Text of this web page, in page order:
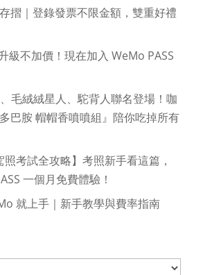
摺｜登錄發票不限金額，雙重好禮
級不加價！現在加入 WeMo PASS
毛絨絨星人、駝背人聯名登場！咖
巴胺 帽帽香噴噴組』陪你吃掉所有
照考試全攻略】考照新手看這篇，
一個月免費體驗！
就上手｜新手教學與費率指南